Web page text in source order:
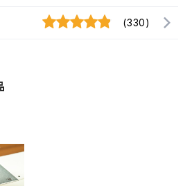
(330)